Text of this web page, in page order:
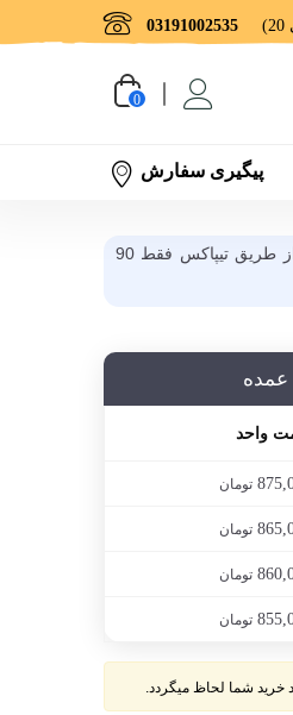
03191002535
0
پیگیری سفارش
ارسال به سراسر ایران از طریق تیپاکس فقط 90
عمده
واحد
تومان
تومان
تومان
تومان
خرید شما لحاظ میگردد.